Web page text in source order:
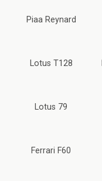
Piaa Reynard
Lotus T128
Lotus 79
Ferrari F60